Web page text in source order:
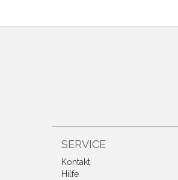
SERVICE
Kontakt
Hilfe